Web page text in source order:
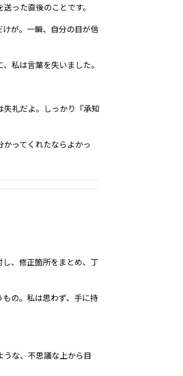
った直後のことです。
が。一瞬、自分の目が信
私は言葉を失いました。
失礼だよ。しっかり『承知
ってくれたならよかっ
、修正箇所をまとめ、丁
の。私は思わず、手に持
うな、不思議な上から目